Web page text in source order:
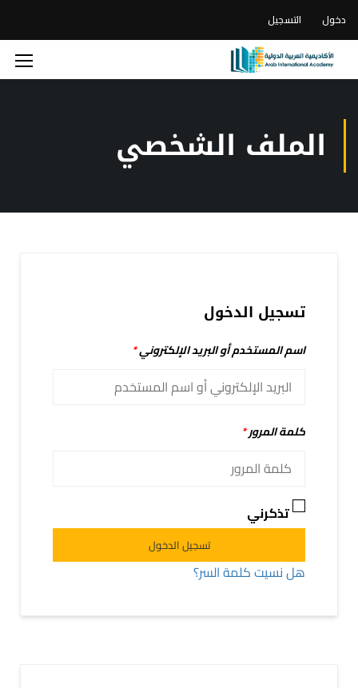
دخول التسجيل
الملف الشخصي
تسجيل الدخول
اسم المستخدم أو البريد الإلكتروني*
كلمة المرور*
تذكرني
تسجيل الدخول
هل نسيت كلمة السر؟